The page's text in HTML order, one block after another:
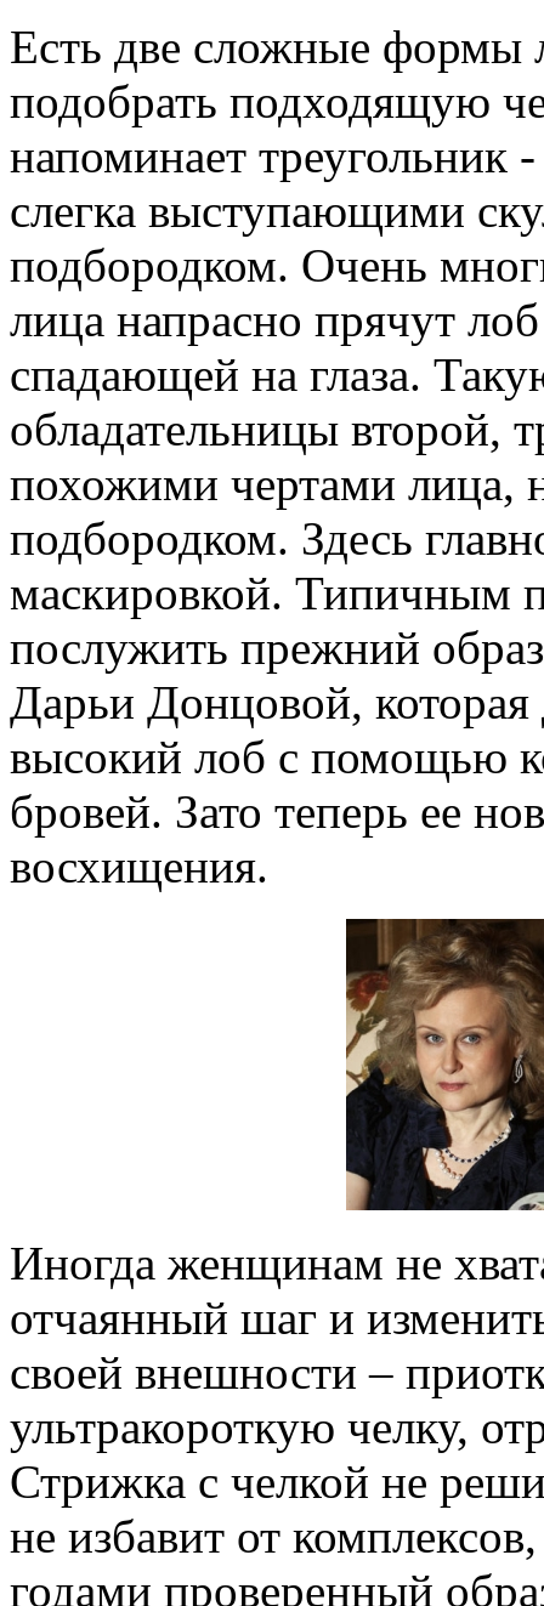
Есть две сложные формы
подобрать подходящую
напоминает
слегка выступающими
подбородком. Очень
лица напрасно прячут
спадающей на глаза.
обладательницы второй,
похожими чертами лица,
подбородком. Здесь
маскировкой. Типичным
послужить прежний
Дарьи Донцовой, которая
высокий лоб с помощью
бровей. Зато теперь ее
восхищения.
Иногда женщинам не
отчаянный шаг и
своей внешности –
ультракороткую челку,
Стрижка с челкой не
не избавит от
годами проверенный